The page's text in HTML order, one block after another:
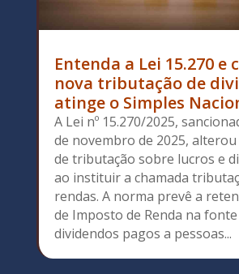
Entenda a Lei 15.270 e
nova tributação de
atinge o Simples
A Lei nº 15.270/2025,
de novembro de 2025,
de tributação sobre lucros e
ao instituir a chamada
rendas. A norma prevê a
de Imposto de Renda na
dividendos pagos a pessoas...